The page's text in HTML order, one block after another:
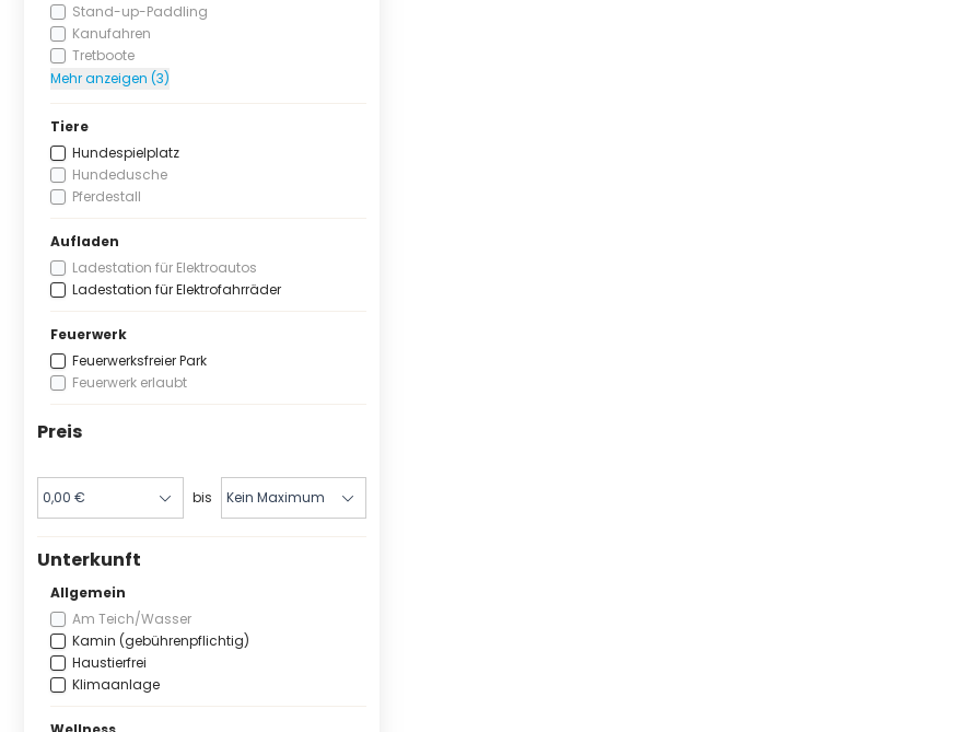
Stand-up-Paddling
Kanufahren
Tretboote
Mehr anzeigen (3)
Tiere
Hundespielplatz
Hundedusche
Pferdestall
Aufladen
Ladestation für Elektroautos
Ladestation für Elektrofahrräder
Feuerwerk
Feuerwerksfreier Park
Feuerwerk erlaubt
Preis
bis
Unterkunft
Allgemein
Am Teich/Wasser
Kamin (gebührenpflichtig)
Haustierfrei
Klimaanlage